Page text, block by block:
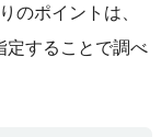
のポイントは、
定することで調べ